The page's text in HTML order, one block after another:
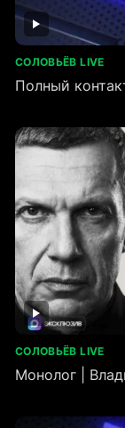
СОЛОВЬЁВ LIVE
Полный
СОЛОВЬЁВ LIVE
Монолог |